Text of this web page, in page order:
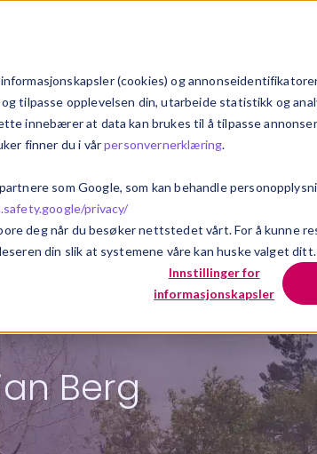
(cookies) og
tilpasse opplevelsen din, utarbeide statistikk og
innebærer at data kan brukes til å tilpasse
finner du i vårpersonvernerklæring.
som Google, som kan behandle
privacy/
deg når du besøker nettstedet vårt. For å kunne
din slik at systemene våre kan huske valget ditt.
Innstillinger for
informasjonskapsler
Berg